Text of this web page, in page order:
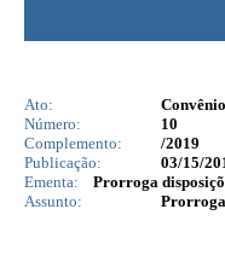
Ato:
Número:
10
Complemento:
/2019
Publicação:
03/15/
Ementa:
Prorroga
Assunto: